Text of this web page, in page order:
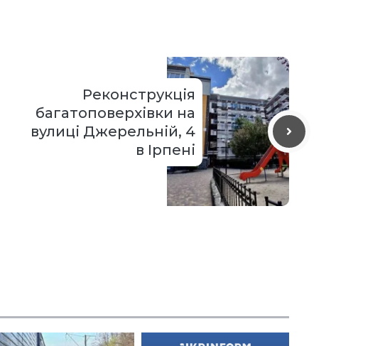
Реконструкція
багатоповерхівки на
вулиці Джерельній, 4
в Ірпені